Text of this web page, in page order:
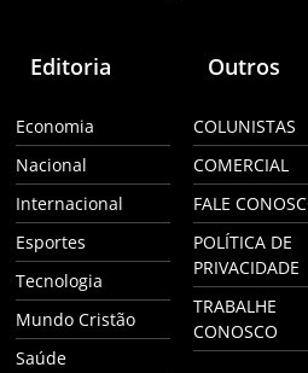
Editoria
Economia
Nacional
Internacional
Esportes
Tecnologia
Mundo Cristão
Saúde
Outros
COLUNISTAS
COMERCIAL
FALE
POLÍTICA DE
PRIVACIDADE
TRABALHE
CONOSCO